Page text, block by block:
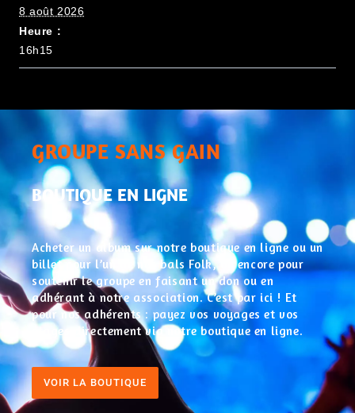
8 août 2026
Heure :
16h15
GROUPE SANS GAIN
BOUTIQUE EN LIGNE
Acheter un album sur notre boutique en ligne ou un
billet pour l’un de nos bals Folk, ou encore pour
soutenir le groupe en faisant un don ou en
adhérant à notre association. C’est par ici ! Et
pour nos adhérents : payez vos voyages et vos
stages directement via notre boutique en ligne.
VOIR LA BOUTIQUE